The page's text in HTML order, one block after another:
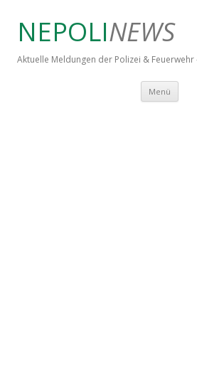
NEPOLINEWS
Aktuelle Meldungen der Polizei & Feuerwehr
Menü